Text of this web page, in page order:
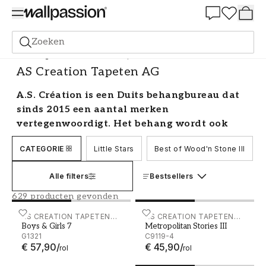
Zoeken
Behang Merk AS Creation Tapeten AG
AS Creation Tapeten AG
A.S. Création is een Duits behangbureau dat
sinds 2015 een aantal merken
vertegenwoordigt. Het behang wordt ook
verkocht onder de merknaam Living Walls.
Het meeste behang wordt ter plaatse in
aan behang om uit te kiezen.
A.S. Création behang is duurzaam
Hier vindt je alles van realistische oppervlakte-
imitaties van hout, baksteen, steen en textiel tot
CATEGORIE Little Stars Best of Wood'n Stone III
Alle filters Bestsellers
629 producten gevonden
AS CREATION TAPETEN
AG
Boys & Girls 7
G1321
€ 57,90/rol
Boys & Girls 7 - G1321
AS CREATION TAPETEN
AG
Metropolitan Stories III
C9119-4
€ 45,90/rol
Metropolitan Stories III -